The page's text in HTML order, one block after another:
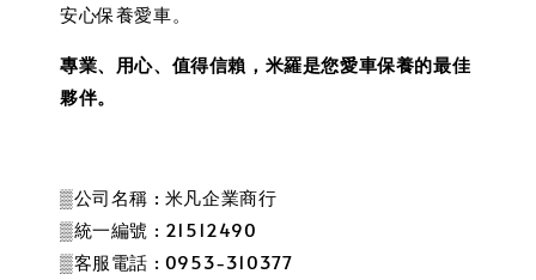
安心保養愛車。
專業、用心、值得信賴，米羅是您愛車保養的最佳
夥伴。
▒公司名稱 : 米凡企業商行
▒統一編號 : 21512490
▒客服電話 : 0953-310377